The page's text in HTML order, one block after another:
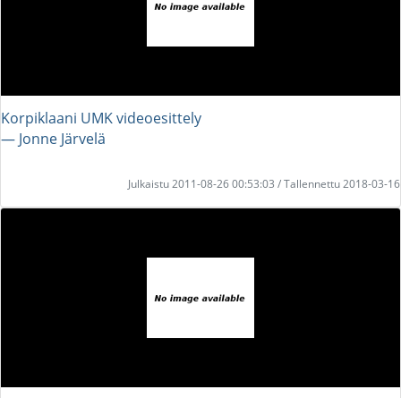
Korpiklaani UMK videoesittely
― Jonne Järvelä
Julkaistu 2011-08-26 00:53:03 / Tallennettu 2018-03-16